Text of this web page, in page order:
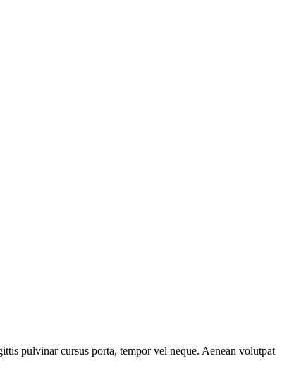
pulvinar cursus porta, tempor vel neque. Aenean volutpat